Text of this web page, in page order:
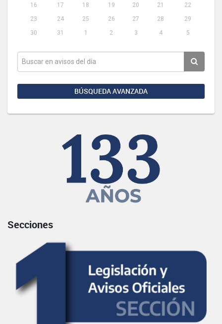
16
17 18 19 20 21
22
23
24 25 26 27 28
29
30
31 1 2 3 4 5
BÚSQUEDA AVANZADA
Secciones